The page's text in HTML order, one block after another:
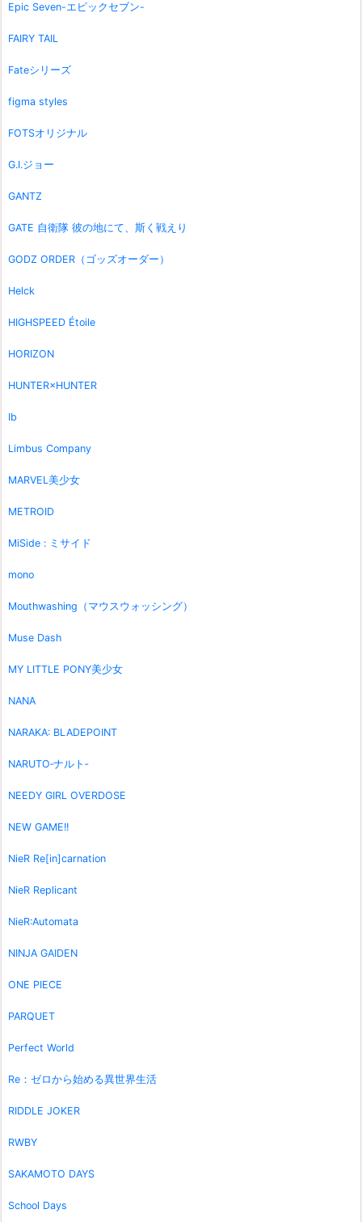
Epic Seven-エピックセブン-
FAIRY TAIL
Fateシリーズ
figma styles
FOTSオリジナル
G.I.ジョー
GANTZ
GATE 自衛隊 彼の地にて、斯く戦えり
GODZ ORDER（ゴッズオーダー）
Helck
HIGHSPEED Étoile
HORIZON
HUNTER×HUNTER
Ib
Limbus Company
MARVEL美少女
METROID
MiSide : ミサイド
mono
Mouthwashing（マウスウォッシング）
Muse Dash
MY LITTLE PONY美少女
NANA
NARAKA: BLADEPOINT
NARUTO‐ナルト‐
NEEDY GIRL OVERDOSE
NEW GAME!!
NieR Re[in]carnation
NieR Replicant
NieR:Automata
NINJA GAIDEN
ONE PIECE
PARQUET
Perfect World
Re：ゼロから始める異世界生活
RIDDLE JOKER
RWBY
SAKAMOTO DAYS
School Days